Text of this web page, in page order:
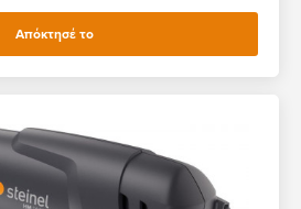
Απόκτησέ το